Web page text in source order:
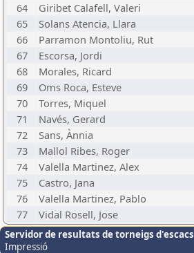
64
Giribet Calafell, Valeri
65
Solans Atencia, Llara
66
Parramon Montoliu, Rut
67
Escorsa, Jordi
68
Morales, Ricard
69
Oms Roca, Esteve
70
Torres, Miquel
71
Navés, Gerard
72
Sans, Ànnia
73
Mallol Ribes, Roger
74
Valella Martinez, Alex
75
Castro, Jana
76
Valella Martinez, Pablo
77
Vidal Rosell, Jose
Servidor de resultats de torneigs d'escacs
Impressió